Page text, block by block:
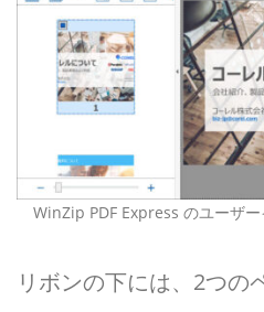
WinZip PDF Express のユーザ
リボンの下には、2つの